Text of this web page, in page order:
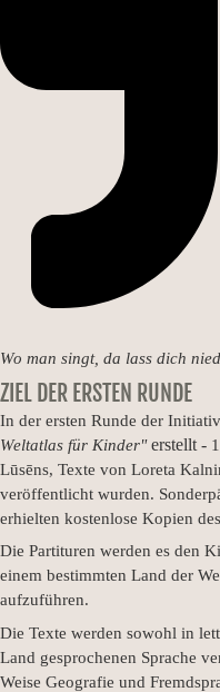
Wo man singt, da lass dich
ZIEL DER ERSTEN RUNDE
In der ersten Runde der
Weltatlas für Kinder"erstellt -
Lūsēns, Texte von Loreta
veröffentlicht wurden.
erhielten kostenlose Kopien
Die Partituren werden es den
einem bestimmten Land der
aufzuführen.
Die Texte werden sowohl in
Land gesprochenen Sprache
Weise Geografie und